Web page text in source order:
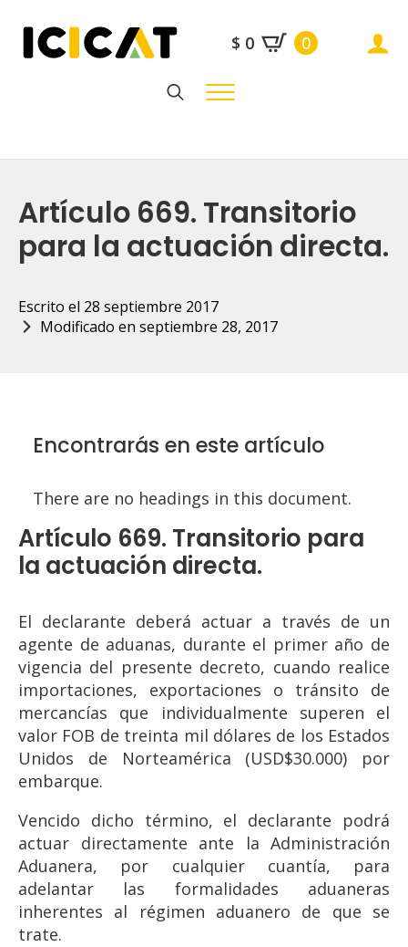
$ 0 0
Artículo 669. Transitorio
para la actuación directa.
Escrito el 28 septiembre 2017
Modificado en septiembre 28, 2017
Encontrarás en este artículo
There are no headings in this document.
Artículo 669. Transitorio para
la actuación directa.
El declarante deberá actuar a través de un
agente de aduanas, durante el primer año de
vigencia del presente decreto, cuando realice
importaciones, exportaciones o tránsito de
mercancías que individualmente superen el
valor FOB de treinta mil dólares de los Estados
Unidos de Norteamérica (USD$30.000) por
embarque.
Vencido dicho término, el declarante podrá
actuar directamente ante la Administración
Aduanera, por cualquier cuantía, para
adelantar las formalidades aduaneras
inherentes al régimen aduanero de que se
trate.